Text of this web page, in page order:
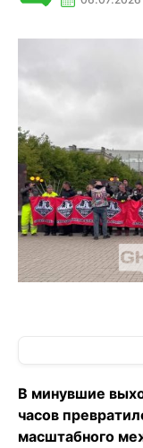
В минувшие
часов
масштабного